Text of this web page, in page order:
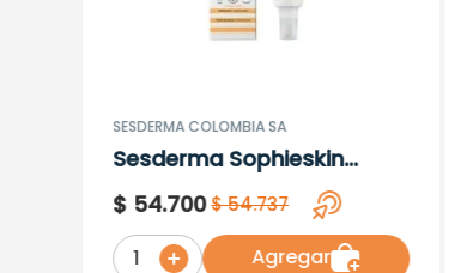
SESDERMA COLOMBIA SA
Sesderma Sophieskin
Proteccion Facial Kids
Hypoallergenic Spf 500
Moisturising
$ 54.700$54.737
1 Agregar